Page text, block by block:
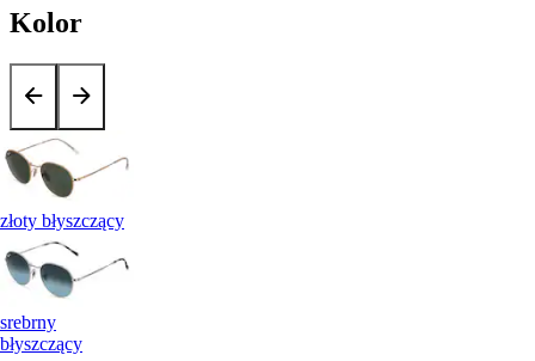
Kolor
złoty błyszczący
srebrny
błyszczący